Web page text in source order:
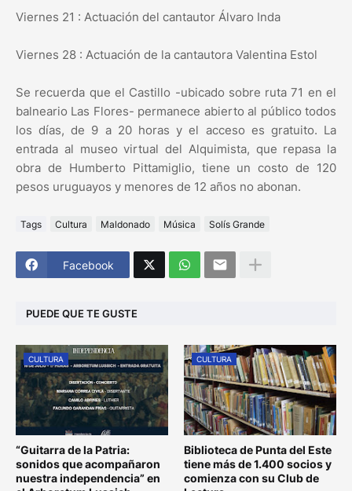
Viernes 21 : Actuación del cantautor Álvaro Inda
Viernes 28 : Actuación de la cantautora Valentina Estol
Se recuerda que el Castillo -ubicado sobre ruta 71 en el
balneario Las Flores- permanece abierto al público todos
los días, de 9 a 20 horas y el acceso es gratuito. La
entrada al museo virtual del Alquimista, que repasa la
obra de Humberto Pittamiglio, tiene un costo de 120
pesos uruguayos y menores de 12 años no abonan.
Tags Cultura Maldonado Música Solís Grande
Facebook
PUEDE QUE TE GUSTE
CULTURA
“Guitarra de la Patria:
sonidos que acompañaron
nuestra independencia” en
CULTURA
Biblioteca de Punta del Este
tiene más de 1.400 socios y
comienza con su Club de